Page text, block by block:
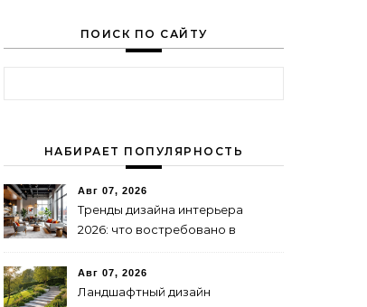
ПОИСК ПО САЙТУ
НАБИРАЕТ ПОПУЛЯРНОСТЬ
Авг 07, 2026
Тренды дизайна интерьера
2026: что востребовано в
Авг 07, 2026
Ландшафтный дизайн